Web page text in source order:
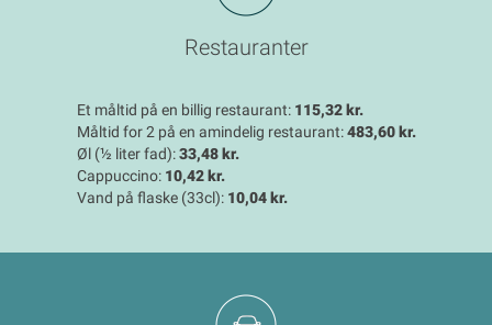
Restauranter
Et måltid på en billig restaurant: 115,32 kr.
Måltid for 2 på en amindelig restaurant:483,60 kr.
Øl (½ liter fad):33,48 kr.
Cappuccino: 10,42 kr.
Vand på flaske (33cl): 10,04 kr.